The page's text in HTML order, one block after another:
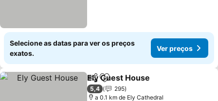
Selecione as datas para ver os preços
exatos.
Ver preços
PartilharAdicionar aos favoritos
Ely Guest House
5,4
295
a 0.1 km de Ely Cathedral